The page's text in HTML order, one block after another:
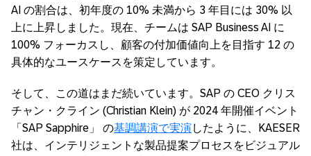
AI の割合は、初年度の 10% 未満から 3 年目には 30% 以
上に上昇しました。現在、チームは SAP Business AI に
100% フォーカスし、顧客の付加価値向上を目指す 12 の
具体的なユースケースを策定しています。
そして、この道はまだ続いています。SAP の CEO クリス
チャン・クライン (Christian Klein) が 2024 年開催イベント
「SAP Sapphire」 の基調講演で実演したように、KAESER
社は、インテリジェントな製品提案プロセスをビジュアル